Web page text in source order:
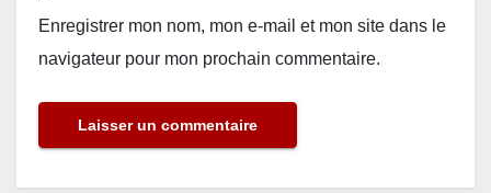
Enregistrer mon nom, mon e-mail et mon site dans le
navigateur pour mon prochain commentaire.